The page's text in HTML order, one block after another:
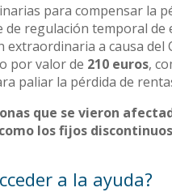
para compensar la
regulación temporal de
a causa del
por valor de 210 euros,
paliar la pérdida de
que se vieron
los fijos discontinuos
a la ayuda?